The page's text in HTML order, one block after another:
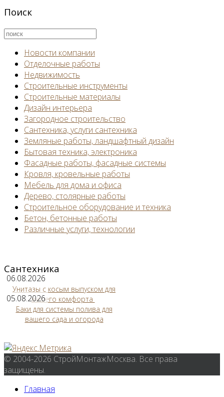
Поиск
Новости компании
Отделочные работы
Недвижимость
Строительные инструменты
Строительные материалы
Дизайн интерьера
Загородное строительство
Сантехника, услуги сантехника
Земляные работы, ландшафтный дизайн
Бытовая техника, электроника
Фасадные работы, фасадные системы
Кровля, кровельные работы
Мебель для дома и офиса
Дерево, столярные работы
Строительное оборудование и техника
Бетон, бетонные работы
Различные услуги, технологии
Сантехника
06.08.2026
Унитазы с косым выпуском для
вашего комфорта
05.08.2026
Баки для системы полива для
вашего сада и огорода
© 2004-2026 СтройМонтажМосква. Все права
защищены.
Главная